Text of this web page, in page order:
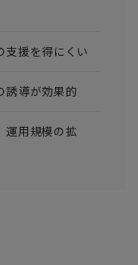
支援を得にくい
誘導が効果的
運用規模の拡